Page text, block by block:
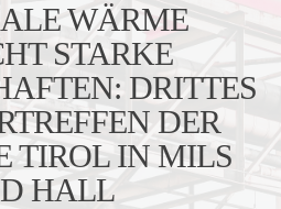
WÄRME
STARKE
DRITTES
DER
TIROL IN MILS
HALL